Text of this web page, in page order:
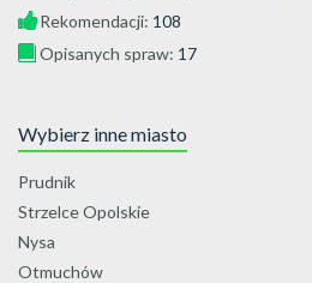
Rekomendacji: 108
Opisanych spraw: 17
Wybierz inne miasto
Prudnik
Strzelce Opolskie
Nysa
Otmuchów